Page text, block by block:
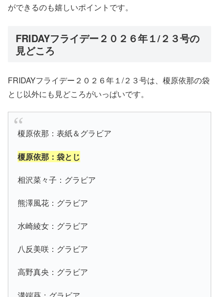
ができるのも嬉しいポイントです。
FRIDAYフライデー２０２６年１/２３号の
見どころ
FRIDAYフライデー２０２６年１/２３号は、榎原依那の袋
とじ以外にも見どころがいっぱいです。
榎原依那：表紙＆グラビア
榎原依那：袋とじ
相沢菜々子：グラビア
熊澤風花：グラビア
水崎綾女：グラビア
八反美咲：グラビア
高野真央：グラビア